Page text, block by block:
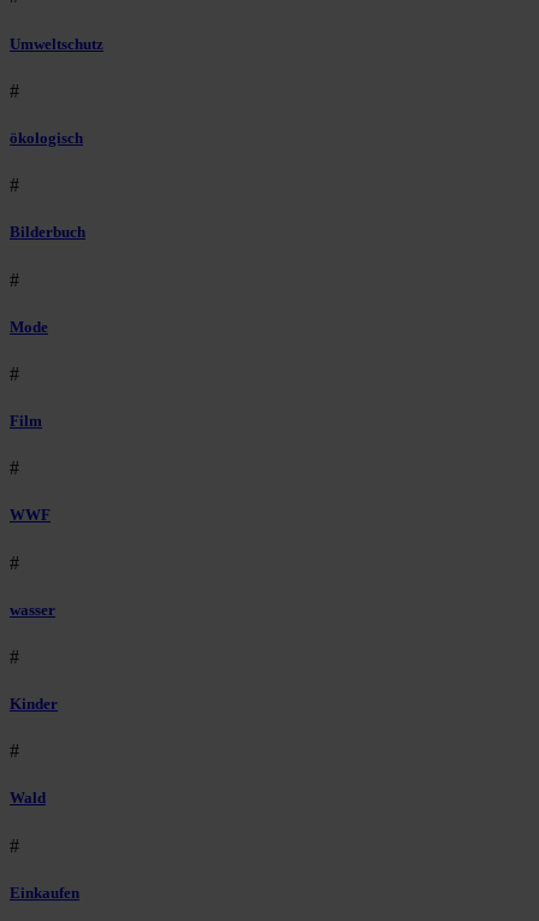
Umweltschutz
#
ökologisch
#
Bilderbuch
#
Mode
#
Film
#
WWF
#
wasser
#
Kinder
#
Wald
#
Einkaufen